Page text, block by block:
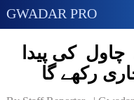
GWADAR PRO
چاول کی پیدا
رکھے گا